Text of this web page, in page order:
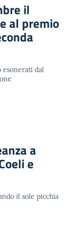
il
al premio
esonerati dal
a
e
il sole picchia